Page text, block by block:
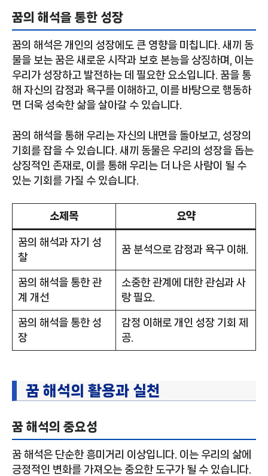
꿈의 해석을 통한 성장
꿈의 해석은 개인의 성장에도 큰 영향을 미칩니다. 새끼 동
물을 보는 꿈은 새로운 시작과 보호 본능을 상징하며, 이는
우리가 성장하고 발전하는 데 필요한 요소입니다. 꿈을 통
해 자신의 감정과 욕구를 이해하고, 이를 바탕으로 행동하
면 더욱 성숙한 삶을 살아갈 수 있습니다.
꿈의 해석을 통해 우리는 자신의 내면을 돌아보고, 성장의
기회를 잡을 수 있습니다. 새끼 동물은 우리의 성장을 돕는
상징적인 존재로, 이를 통해 우리는 더 나은 사람이 될 수
있는 기회를 가질 수 있습니다.
소제목 요약
꿈의 해석과 자기 성
찰
꿈 분석으로 감정과 욕구 이해.
꿈의 해석을 통한 관
계 개선
소중한 관계에 대한 관심과 사
랑 필요.
꿈의 해석을 통한 성
장
감정 이해로 개인 성장 기회 제
공.
꿈 해석의 활용과 실천
꿈 해석의 중요성
꿈 해석은 단순한 흥미거리 이상입니다. 이는 우리의 삶에
긍정적인 변화를 가져오는 중요한 도구가 될 수 있습니다.